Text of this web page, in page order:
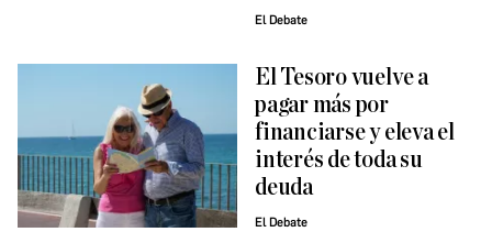
El Debate
El Tesoro vuelve a
pagar más por
financiarse y eleva el
interés de toda su
deuda
El Debate